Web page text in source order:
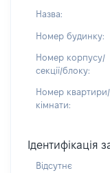
Назва:
Номер будинку:
Номер корпусу/
секції/блоку:
Номер квартири/
кімнати:
Ідентифікація
Відсутнє